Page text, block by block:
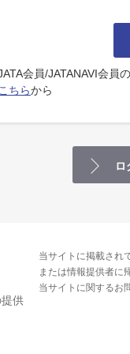
会員/JATANAVI会員
こちらから
ロ
供
当サイトに掲載され
または情報提供者に
当サイトに関するお